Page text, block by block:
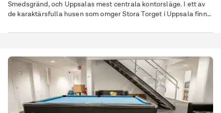
Smedsgränd, och Uppsalas mest centrala kontorsläge. I ett av
de karaktärsfulla husen som omger Stora Torget i Uppsala finns
nära stadens mittpunkt du kan komma. Kontorslokalen har en